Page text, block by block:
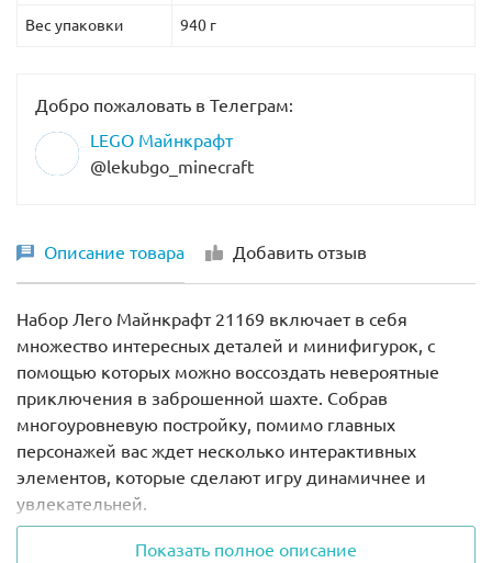
Вес упаковки 940 г
Добро пожаловать в Телеграм:
LEGO Майнкрафт
@lekubgo_minecraft
Описание товара Добавить отзыв
Набор Лего Майнкрафт 21169 включает в себя
множество интересных деталей и минифигурок, с
помощью которых можно воссоздать невероятные
приключения в заброшенной шахте. Собрав
многоуровневую постройку, помимо главных
персонажей вас ждет несколько интерактивных
элементов, которые сделают игру динамичнее и
увлекательней.
Конструктор Lego Minecraft «Первое приключение»
Показать полное описание